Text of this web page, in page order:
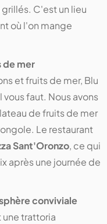
C'est un lieu
où l'on mange
de mer
et fruits de mer, Blu
faut. Nous avons
de fruits de mer
Le restaurant
Sant'Oronzo, ce qui
après une journée de
conviviale
une trattoria